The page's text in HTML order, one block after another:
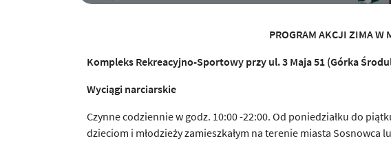
PROGRAM AKCJI ZIMA W
Kompleks Rekreacyjno-Sportowy przy ul. 3 Maja 51 (GórkaŚ
Wyciągi narciarskie
Czynne codziennie w godz. 10:00 -22:00. Od poniedziałku do
dzieciom i młodzieży zamieszkałym na terenie miasta Sosnowca